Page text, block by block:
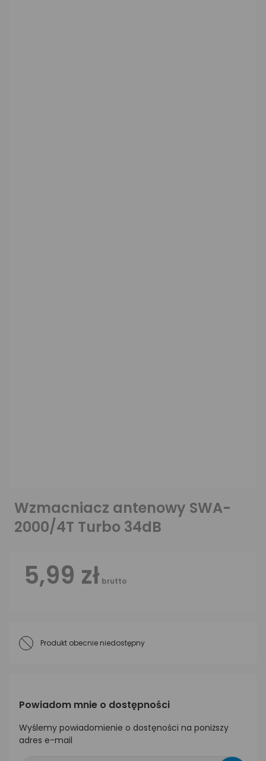
Wzmacniacz antenowy SWA-
2000/4T Turbo 34dB
5,99 zł brutto
Produkt obecnie niedostępny
Powiadom mnie o dostępności
Wyślemy powiadomienie o dostęności na poniższy
adres e-mail